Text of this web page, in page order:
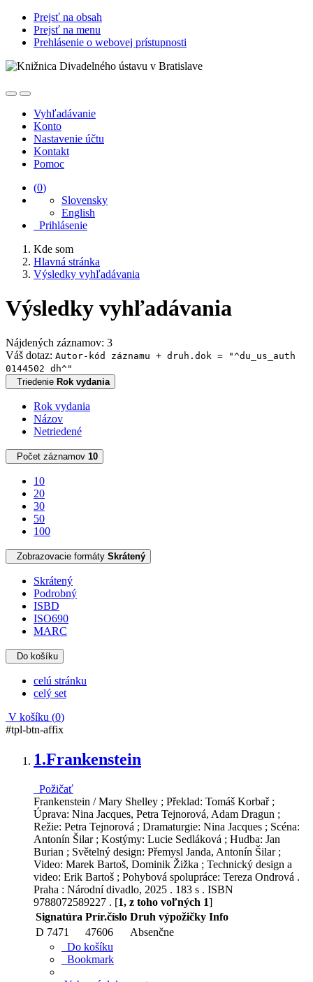
Prejsť na obsah
Prejsť na menu
Prehlásenie o webovej prístupnosti
Vyhľadávanie
Konto
Nastavenie účtu
Kontakt
Pomoc
(0)
Slovensky
English
Prihlásenie
Kde som
Hlavná stránka
Výsledky vyhľadávania
Výsledky vyhľadávania
Nájdených záznamov: 3
Váš dotaz: Autor-kód záznamu + druh.dok = "^du_us_auth
0144502 dh^"
Triedenie Rok vydania
Rok vydania
Názov
Netriedené
Počet záznamov 10
10
20
30
50
100
Zobrazovacie formáty Skrátený
Skrátený
Podrobný
ISBD
ISO690
MARC
Do košíku
celú stránku
celý set
V košíku (0)
#tpl-btn-affix
1.Frankenstein
Požičať
Frankenstein / Mary Shelley ; Překlad: Tomáš Korbař ;
Úprava: Nina Jacques, Petra Tejnorová, Adam Dragun ;
Režie: Petra Tejnorová ; Dramaturgie: Nina Jacques ; Scéna:
Antonín Šilar ; Kostýmy: Lucie Sedláková ; Hudba: Jan
Burian ; Světelný design: Přemysl Janda, Antonín Šilar ;
Video: Marek Bartoš, Dominik Žižka ; Technický design a
video: Erik Bartoš ; Pohybová spolupráce: Tereza Ondrová .
Praha : Národní divadlo, 2025 . 183 s . ISBN
9788072589227 . [1, z toho voľných 1]
Signatúra Prír.číslo Druh výpožičky Info
D 7471
47606
Absenčne
Do košíku
Bookmark